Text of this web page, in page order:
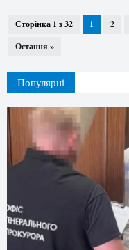
Сторінка 1 з 32 1 2
Остання »
Популярні